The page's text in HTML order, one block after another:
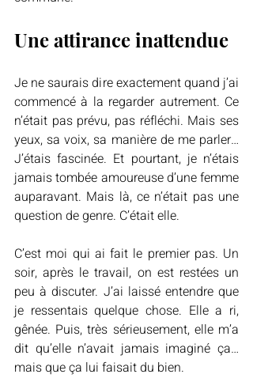
Une attirance inattendue
Je ne saurais dire exactement quand j’ai
commencé à la regarder autrement. Ce
n’était pas prévu, pas réfléchi. Mais ses
yeux, sa voix, sa manière de me parler…
J’étais fascinée. Et pourtant, je n’étais
jamais tombée amoureuse d’une femme
auparavant. Mais là, ce n’était pas une
question de genre. C’était elle.
C’est moi qui ai fait le premier pas. Un
soir, après le travail, on est restées un
peu à discuter. J’ai laissé entendre que
je ressentais quelque chose. Elle a ri,
gênée. Puis, très sérieusement, elle m’a
dit qu’elle n’avait jamais imaginé ça…
mais que ça lui faisait du bien.